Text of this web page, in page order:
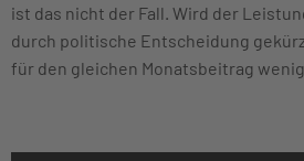
ist das nicht der Fall. Wird der
durch politische Entscheidung
für den gleichen Monatsbeitrag